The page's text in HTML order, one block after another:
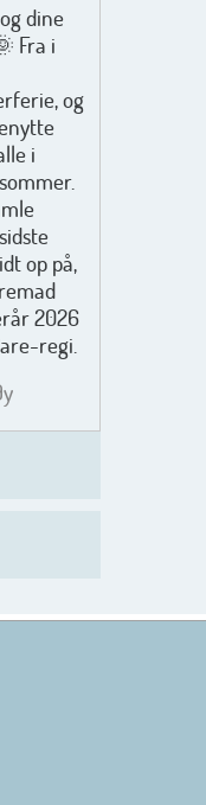
dine
Fra i
og
i
op på,
2026
regi.
en
først
ind i
holder